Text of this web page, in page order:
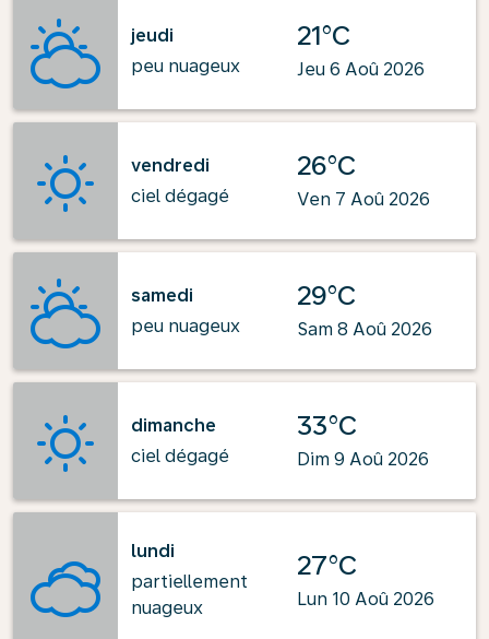
jeudi
peu nuageux
21°C
Jeu 6 Aoû 2026
vendredi
ciel dégagé
26°C
Ven 7 Aoû 2026
samedi
peu nuageux
29°C
Sam 8 Aoû 2026
dimanche
ciel dégagé
33°C
Dim 9 Aoû 2026
lundi
partiellement
nuageux
27°C
Lun 10 Aoû 2026